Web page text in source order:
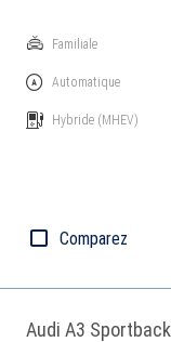
Familiale
Automatique
Hybride (MHEV)
Comparez
Audi A3 Sportback